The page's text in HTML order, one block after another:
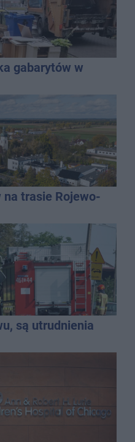
gabarytów w
na trasie Rojewo-
są utrudnienia